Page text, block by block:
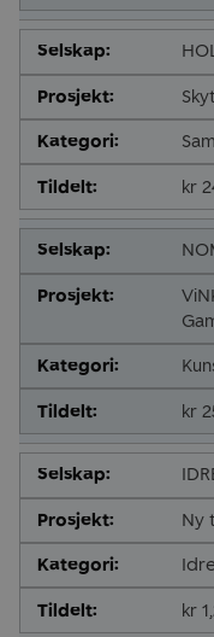
kr
kr
Ny
kr